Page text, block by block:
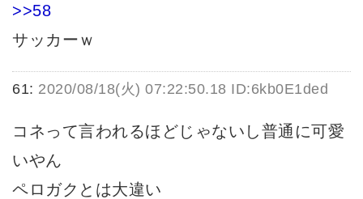
>>58
サッカーｗ
61: 2020/08/18(火) 07:22:50.18 ID:6kb0E1ded
コネって言われるほどじゃないし普通に可愛
いやん
ペロガクとは大違い